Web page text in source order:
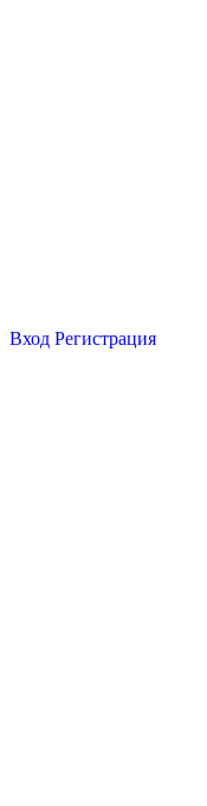
Вход Регистрация